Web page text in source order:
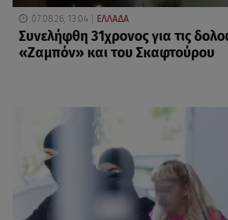
07.08.26, 13:04 ΕΛΛΑΔΑ
Συνελήφθη 31χρονος για τις
«Ζαμπόν» και του Σκαφτούρου